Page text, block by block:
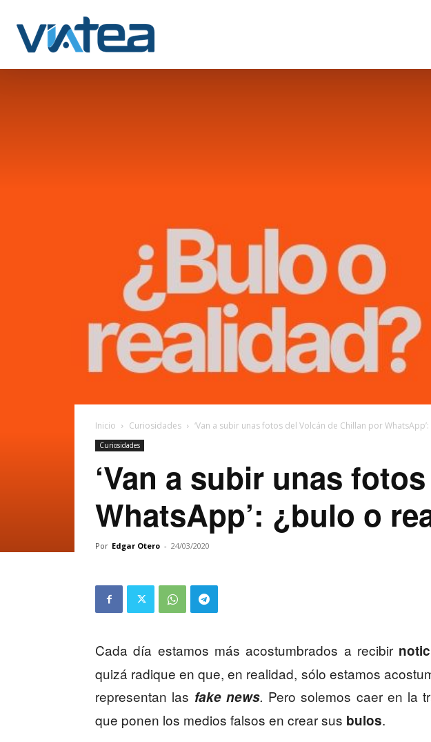
Inicio Curiosidades ‘Van a subir unas fotos del Volcán de Chillan por WhatsApp’:
Curiosidades
‘Van a subir unas
WhatsApp’: ¿bulo o
Por Edgar Otero - 24/03/2020
Cada día estamos más acostumbrados a recibir
quizá radique en que, en realidad, sólo estamos
representan las fake news. Pero solemos caer en la
que ponen los medios falsos en crear sus bulos.